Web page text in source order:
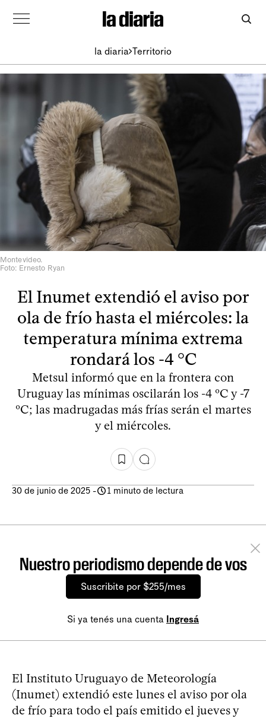
la diaria Territorio
Montevideo.
Foto: Ernesto Ryan
El Inumet extendió el aviso por
ola de frío hasta el miércoles: la
temperatura mínima extrema
rondará los -4 °C
Metsul informó que en la frontera con
Uruguay las mínimas oscilarán los -4 ºC y -7
ºC; las madrugadas más frías serán el martes
y el miércoles.
30 de junio de 2025 - 1 minuto de lectura
Nuestro periodismo depende de vos
Suscribite por $255/mes
Si ya tenés una cuenta Ingresá
El Instituto Uruguayo de Meteorología
(Inumet) extendió este lunes el aviso por ola
de frío para todo el país emitido el jueves y